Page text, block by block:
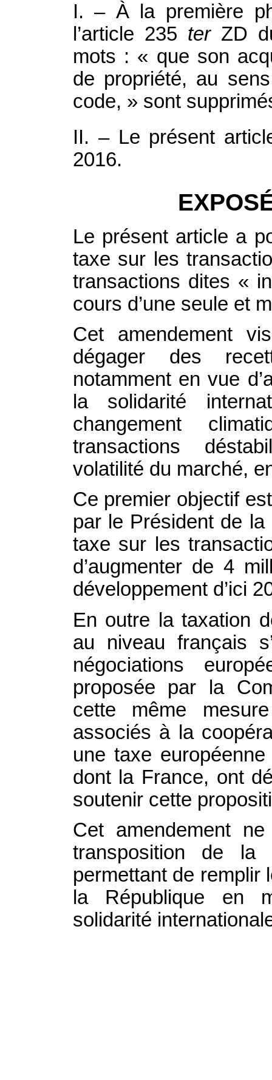
I. – À la première
l’article 235 ter ZD
mots : « que son
de propriété, au
code, » sont
II. –Le présent
2016.
Le présent article a
taxe sur les
transactions dites «
cours d’une seule et
Cet amendement
dégager des
notamment en vue
la solidarité
changement
transactions
volatilité du marché,
Ce premier objectif
par le Président de la
taxe sur les
d’augmenter de 4
développement d’ici
En outre la taxation
au niveau français
négociations
proposée par la
cette même
associés à la
une taxe
dont la France, ont
soutenir cette
Cet amendement
transposition de la
permettant de remplir
la République en
solidarité